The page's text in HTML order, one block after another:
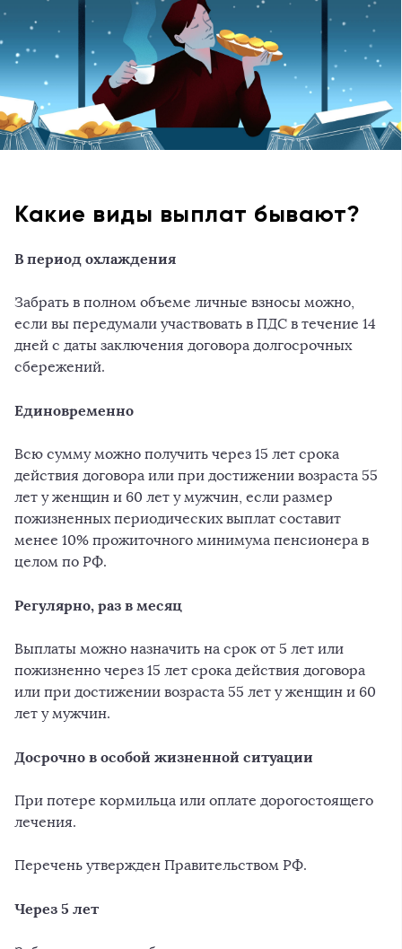
Какие виды выплат бывают?
В период охлаждения
Забрать в полном объеме личные взносы можно,
если вы передумали участвовать в ПДС в течение 14
дней с даты заключения договора долгосрочных
сбережений.
Единовременно
Всю сумму можно получить через 15 лет срока
действия договора или при достижении возраста 55
лет у женщин и 60 лет у мужчин, если размер
пожизненных периодических выплат составит
менее 10% прожиточного минимума пенсионера в
целом по РФ.
Регулярно, раз в месяц
Выплаты можно назначить на срок от 5 лет или
пожизненно через 15 лет срока действия договора
или при достижении возраста 55 лет у женщин и 60
лет у мужчин.
Досрочно в особой жизненной ситуации
При потере кормильца или оплате дорогостоящего
лечения.
Перечень утвержден Правительством РФ.
Через 5 лет